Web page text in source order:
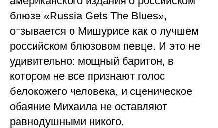
блюзе «Russia Gets The Blues»,
отзывается о Мишурисе как о лучшем
российском блюзовом певце. И это не
удивительно: мощный баритон, в
котором не все признают голос
белокожего человека, и сценическое
обаяние Михаила не оставляют
равнодушными никого.